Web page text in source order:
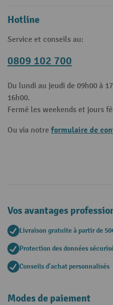
Hotline
Service et conseils au:
0809 102 700
Du lundi au jeudi de 09h00 à
16h00.
Fermé les weekends et jours
Ou via notre formulaire de
Vos avantages
Livraison gratuite à partir de
Protection des données
Conseils d'achat personnalisés
Modes de paiement